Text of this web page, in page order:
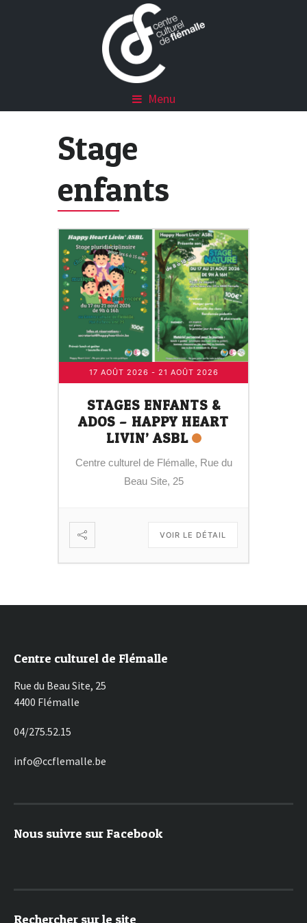
Menu
Stage
enfants
17 AOÛT 2026 - 21 AOÛT 2026
STAGES ENFANTS &
ADOS – HAPPY HEART
LIVIN’ ASBL
Centre culturel de Flémalle, Rue du
Beau Site, 25
VOIR LE DÉTAIL
Centre culturel de Flémalle
Rue du Beau Site, 25
4400 Flémalle
04/275.52.15
info@ccflemalle.be
Nous suivre sur Facebook
Rechercher sur le site